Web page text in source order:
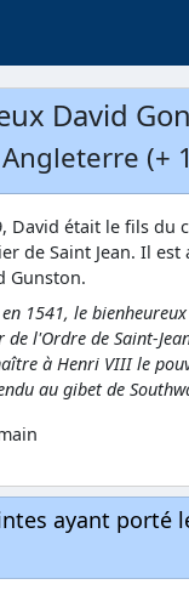
David
(+
David était le fils du
de Saint Jean. Il
Gunston.
1541, le
l'Ordre de Saint-
à Henri VIII le
au gibet de
ayant porté